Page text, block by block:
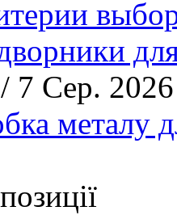
/ 7 Сер. 2026
металу